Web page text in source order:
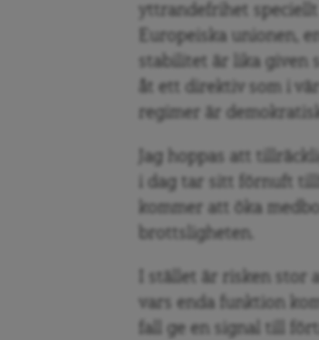
yttrandefrihet
Europeiska unionen,
stabilitet är lika given
åt ett direktiv som i
regimer är
Jag hoppas att
i dag tar sitt förnuft
kommer att öka
brottsligheten.
I stället är risken stor
vars enda funktion
fall ge en signal till